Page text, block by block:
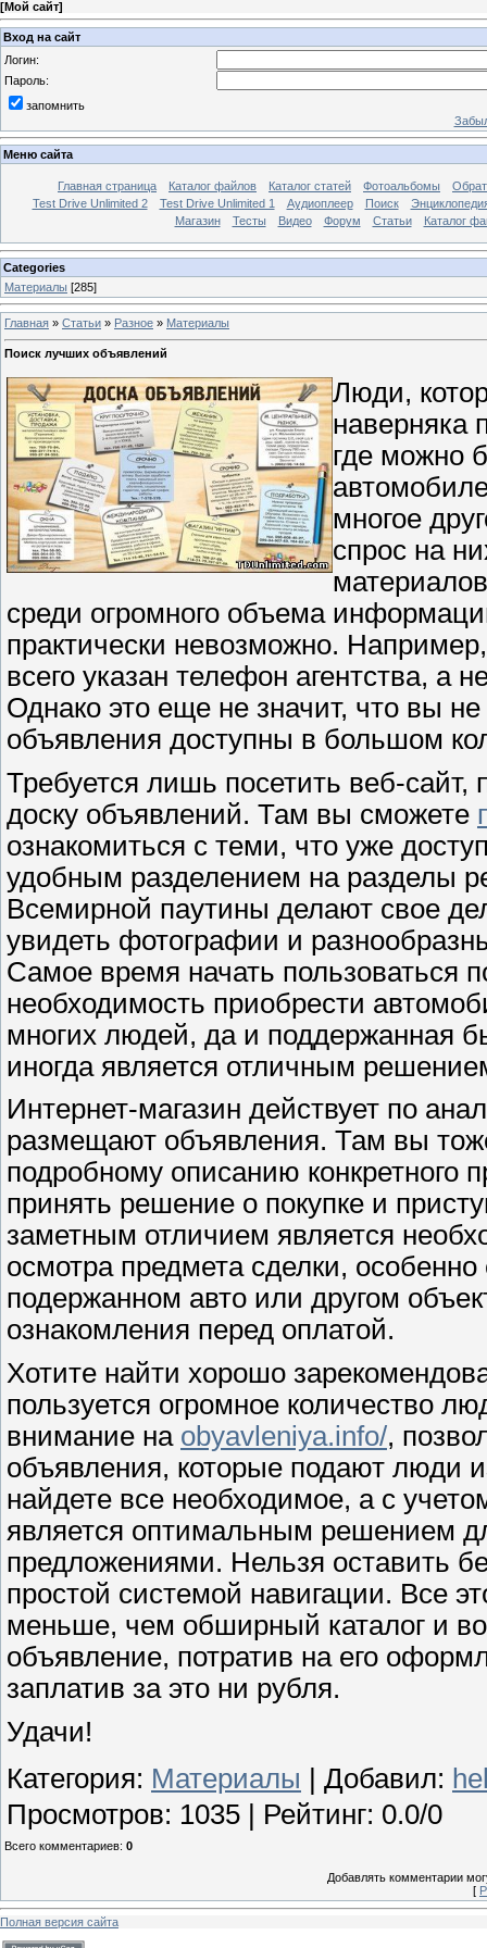
[Мой сайт]
Вход на сайт
Логин:
Пароль:
запомнить
Меню сайта
Главная страница Каталог файлов Каталог статей Фотоальбомы
Test Drive Unlimited 2
Test Drive Unlimited 1 Аудиоплеер Поиск
Магазин
Тесты Видео Форум Статьи Каталог
Categories
Материалы [285]
Главная » Статьи » Разное » Материалы
Поиск лучших объявлений
Люди,
наверняка
где можно
многое
спрос на
среди огромного объема
практически невозможно.
всего указан телефон агентства, а
Однако это еще не значит, что вы
объявления доступны в большом
Требуется лишь посетить веб-
доску объявлений. Там вы сможете
ознакомиться с теми, что уже
удобным разделением на разделы
Всемирной паутины делают свое
увидеть фотографии и
Самое время начать пользоваться
необходимость приобрести
многих людей, да и поддержанная
иногда является отличным
Интернет-магазин действует по
размещают объявления. Там вы
подробному описанию конкретного
принять решение о покупке и
заметным отличием является
осмотра предмета сделки,
подержанном авто или другом
ознакомления перед оплатой.
Хотите найти хорошо
пользуется огромное количество
внимание на obyavleniya.info/,
объявления, которые подают люди
найдете все необходимое, а с
является оптимальным решением
предложениями. Нельзя оставить
простой системой навигации. Все
меньше, чем обширный каталог и
объявление, потратив на его
заплатив за это ни рубля.
Удачи!
Категория: Материалы Добавил:
Просмотров: 1035 Рейтинг: 0.0/0
Всего комментариев: 0
Добавлять комментарии
[
Полная версия сайта